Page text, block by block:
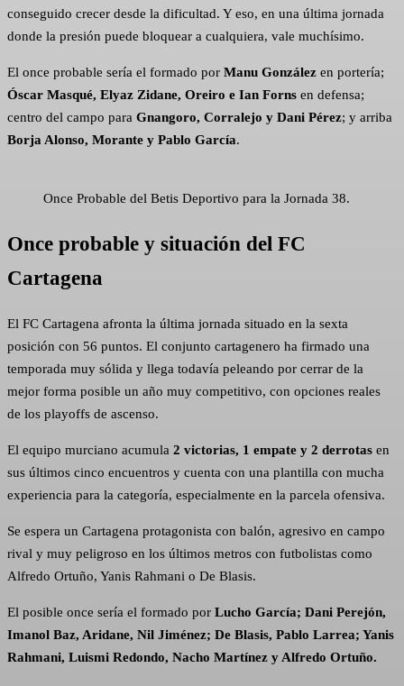
conseguido crecer desde la dificultad. Y eso, en una última jornada
donde la presión puede bloquear a cualquiera, vale muchísimo.
El once probable sería el formado por Manu González en portería;
Óscar Masqué, Elyaz Zidane, Oreiro e Ian Forns en defensa;
centro del campo para Gnangoro, Corralejo y Dani Pérez; y arriba
Borja Alonso, Morante y Pablo García.
Once Probable del Betis Deportivo para la Jornada 38.
Once probable y situación del FC
Cartagena
El FC Cartagena afronta la última jornada situado en la sexta
posición con 56 puntos. El conjunto cartagenero ha firmado una
temporada muy sólida y llega todavía peleando por cerrar de la
mejor forma posible un año muy competitivo, con opciones reales
de los playoffs de ascenso.
El equipo murciano acumula 2 victorias, 1 empate y 2 derrotas en
sus últimos cinco encuentros y cuenta con una plantilla con mucha
experiencia para la categoría, especialmente en la parcela ofensiva.
Se espera un Cartagena protagonista con balón, agresivo en campo
rival y muy peligroso en los últimos metros con futbolistas como
Alfredo Ortuño, Yanis Rahmani o De Blasis.
El posible once sería el formado por Lucho García; Dani Perejón,
Imanol Baz, Aridane, Nil Jiménez; De Blasis, Pablo Larrea; Yanis
Rahmani, Luismi Redondo, Nacho Martínez y Alfredo Ortuño.